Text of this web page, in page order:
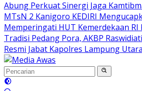
Abung Perkuat Sinergi Jaga
MTsN 2 Kanigoro KEDIRI
Memperingati HUT Kemerdekaan RI
Tradisi Pedang Pora, AKBP
Resmi Jabat Kapolres Lampung Utara